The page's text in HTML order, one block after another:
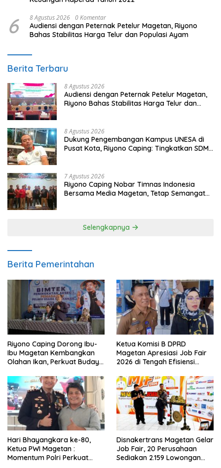
6 8 Agustus 2026 0 Komentar
Audiensi dengan Peternak Petelur Magetan, Riyono
Bahas Stabilitas Harga Telur dan Populasi Ayam
Berita Terbaru
8 Agustus 2026
Audiensi dengan Peternak Petelur Magetan,
Riyono Bahas Stabilitas Harga Telur dan
8 Agustus 2026
Dukung Pengembangan Kampus UNESA di
Pusat Kota, Riyono Caping: Tingkatkan SDM
7 Agustus 2026
Riyono Caping Nobar Timnas Indonesia
Bersama Media Magetan, Tetap Semangat
Selengkapnya
Berita Pemerintahan
Riyono Caping Dorong Ibu-
Ibu Magetan Kembangkan
Olahan Ikan, Perkuat Budaya
Ketua Komisi B DPRD
Magetan Apresiasi Job Fair
2026 di Tengah Efisiensi
Hari Bhayangkara ke-80,
Ketua PWI Magetan :
Momentum Polri Perkuat
Disnakertrans Magetan Gelar
Job Fair, 20 Perusahaan
Sediakan 2.159 Lowongan